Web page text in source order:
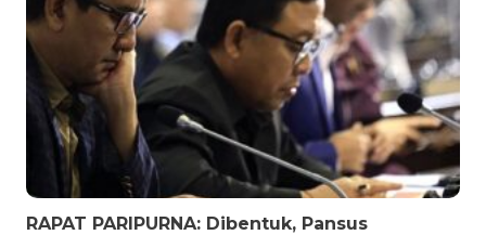
RAPAT PARIPURNA: Dibentuk, Pansus